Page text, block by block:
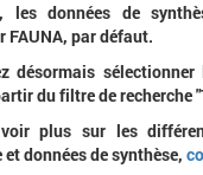
:
1à 1sur1
les données de
FAUNA, par défaut.
désormais
du filtre de recherche
plus sur les
et données de synthèse,